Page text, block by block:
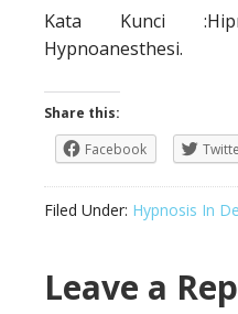
Kata Kunci
Hypnoanesthesi.
Share this:
Facebook
Filed Under: Hypnosis In
Leave a